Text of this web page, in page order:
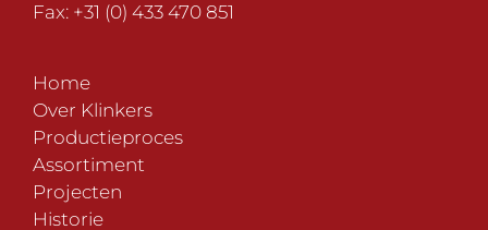
Fax: +31 (0) 433 470 851
Home
Over Klinkers
Productieproces
Assortiment
Projecten
Historie